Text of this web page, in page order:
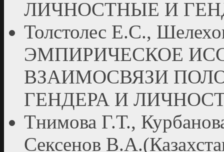
ЛИЧНОСТНЫЕ И
Толстолес Е.С.,
ЭМПИРИЧЕСКОЕ
ВЗАИМОСВЯЗИ
ГЕНДЕРА И
Тнимова Г.Т.,
Сексенов